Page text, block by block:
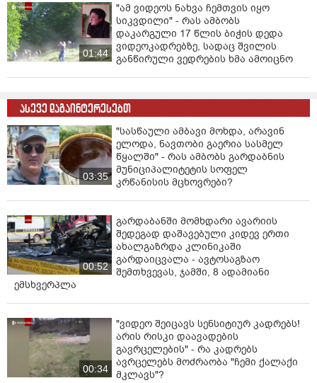
მუხლის პირველი ნაწილით (ოჯახის ერთი წევრის მიერ
ოჯახის სხვა წევრის მიმართ გამოცემული
შემაკავებელი ორდერით გათვალისწინებული
მოთხოვნებისა და ვალდებულებების
შეუსრულებლობა), 157 პრიმა მუხლის პირველი
ნაწილით პირადი ცხოვრების საიდუმლოს უკანონოდ
ნაწილით (დოკუმენტის დაზიანება, ჩადენილი პირადი
მოტივით), 11 პრიმა 109-ე მუხლის „თ“ და „კ“
ქვეპუნქტებით (განზრახ მკვლელობა ქალისა და
მამაკაცის თანასწორობის შეუწყნარებლობის გამო;
ოჯახის წევრის მიმართ) წარედგინა, რაც სასჯელის
სახედ და ზომად 20 წლამდე ან უვადო თავისუფლების
პროკურატურა ბრალდებულისთვის აღკვეთის
ღონისძიების სახით პატიმრობის შეფარდების
შუამდგომლობით, სასამართლოს კანონით დადგენილ
ვადაში მიმართავს”,- ნათქვამია განცხადებაში.
01:44
"ამ ვიდეოს ნახვა ჩემთვის იყო
სიკვდილი" - რას ამბობს
დაკარგული 17 წლის ბიჭის დედა
ვიდეოკადრებზე, სადაც შვილის
განწირული ვედრების ხმა ამოიცნო
ასევე დაგაინტერესებთ
03:35
"სასწაული ამბავი მოხდა, არავინ
ელოდა, ნავთობი გაერია სასმელ
წყალში" - რას ამბობს გარდაბნის
მუნიციპალიტეტის სოფელ
კრწანისის მცხოვრები?
00:52
გარდაბანში მომხდარი ავარიის
შედეგად დაშავებული კიდევ ერთი
ახალგაზრდა კლინიკაში
გარდაიცვალა - ავტოსაგზაო
შემთხვევას, ჯამში, 8 ადამიანი
ემსხვერპლა
00:34
"ვიდეო შეიცავს სენსიტიურ კადრებს!
არის რისკი დაავადების
გავრცელების" - რა კადრებს
ავრცელებს მოძრაობა "ჩემი ქალაქი
მკლავს"?